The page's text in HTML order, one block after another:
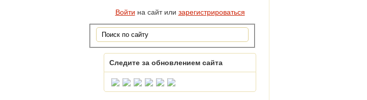
Войти на сайт или зарегистрироваться
Следите за обновлением сайта